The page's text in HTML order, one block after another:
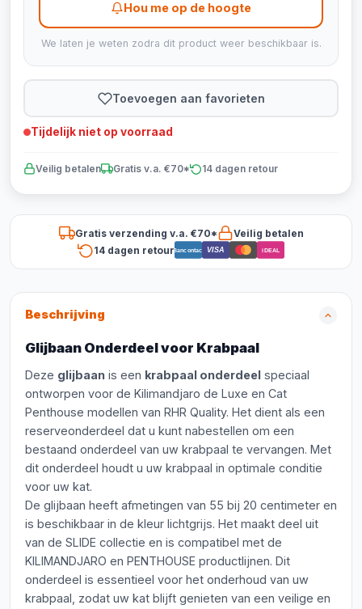
Hou me op de hoogte
We laten je weten zodra dit product weer beschikbaar is.
Toevoegen aan favorieten
Tijdelijk niet op voorraad
Veilig betalen Gratis v.a. €70* 14 dagen retour
Gratis verzending v.a. €70*
Veilig betalen
14 dagen retourBancontact VISA iDEAL
Beschrijving
Glijbaan Onderdeel voor Krabpaal
Deze glijbaan is een krabpaal onderdeel speciaal
ontworpen voor de Kilimandjaro de Luxe en Cat
Penthouse modellen van RHR Quality. Het dient als een
reserveonderdeel dat u kunt nabestellen om een
bestaand onderdeel van uw krabpaal te vervangen. Met
dit onderdeel houdt u uw krabpaal in optimale conditie
voor uw kat.
De glijbaan heeft afmetingen van 55 bij 20 centimeter en
is beschikbaar in de kleur lichtgrijs. Het maakt deel uit
van de SLIDE collectie en is compatibel met de
KILIMANDJARO en PENTHOUSE productlijnen. Dit
onderdeel is essentieel voor het onderhoud van uw
krabpaal, zodat uw kat blijft genieten van een veilige en